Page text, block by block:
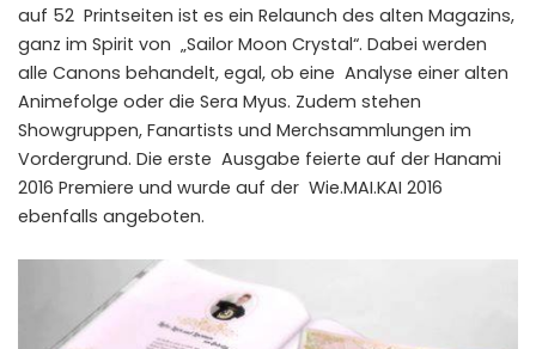
auf 52 Printseiten ist es ein Relaunch des alten Magazins,
ganz im Spirit von „Sailor Moon Crystal“. Dabei werden
alle Canons behandelt, egal, ob eine Analyse einer alten
Animefolge oder die Sera Myus. Zudem stehen
Showgruppen, Fanartists und Merchsammlungen im
Vordergrund. Die erste Ausgabe feierte auf der Hanami
2016 Premiere und wurde auf der Wie.MAI.KAI 2016
ebenfalls angeboten.